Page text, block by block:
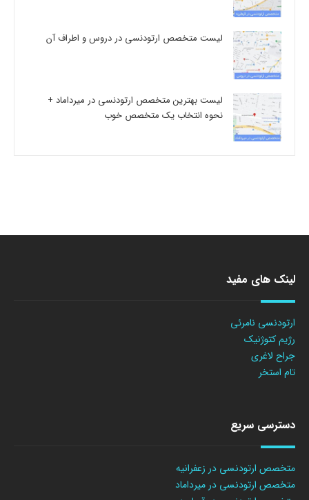
لیست متخصص ارتودنسی در دروس و اطراف آن
لیست بهترین متخصص ارتودنسی در میرداماد +
نحوه انتخاب یک متخصص خوب
لینک های مفید
ارتودنسی نامرئی
رژیم کتوژنیک
جراح لاغری
تام استخر
دسترسی سریع
متخصص ارتودنسی در زعفرانیه
متخصص ارتودنسی در میرداماد